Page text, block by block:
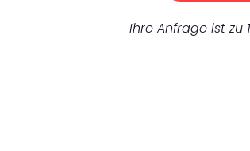
Ihre Anfrage ist zu